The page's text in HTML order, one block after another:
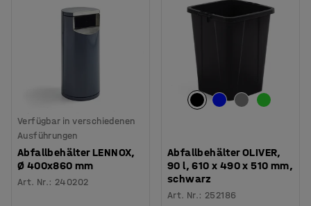
Verfügbar in verschiedenen
Ausführungen
Abfallbehälter LENNOX,
Ø 400x860 mm
Art. Nr.: 240202
Abfallbehälter OLIVER,
90 l, 610 x 490 x 510 mm,
schwarz
Art. Nr.: 252186